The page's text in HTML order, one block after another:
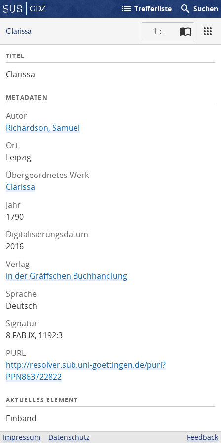
GDZ list Trefferliste search Suchen
Clarissa 1 : -
I
f
TITEL
Clarissa
METADATEN
Autor
Richardson, Samuel
Ort
Leipzig
Übergeordnetes Werk
Clarissa
Jahr
1790
Digitalisierungsdatum
2016
Verlag
in der Gräffschen Buchhandlung
Sprache
Deutsch
Signatur
8 FAB IX, 1192:3
PURL
http://resolver.sub.uni-goettingen.de/purl?
PPN863722822
AKTUELLES ELEMENT
Einband
Impressum Datenschutz Feedback